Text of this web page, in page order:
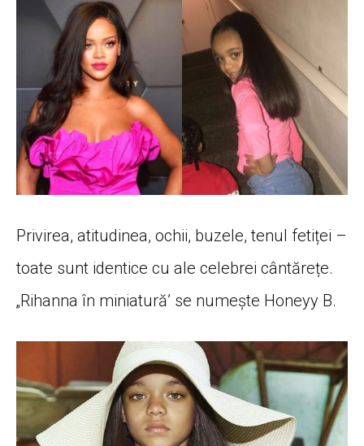
Privirea, atitudinea, ochii, buzele, tenul fetiței –
toate sunt identice cu ale celebrei cântărețe.
„Rihanna în miniatură’ se numește Honeyy B.